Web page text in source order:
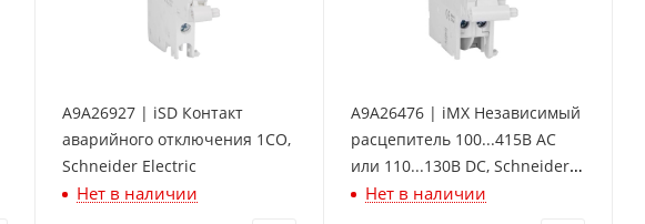
A9A26927 | iSD Контакт
аварийного отключения 1СО,
Schneider Electric
Нет в наличии
A9A26476 | iMX Независимый
расцепитель 100...415В АС
или 110...130В DC, Schneider
Electric
Нет в наличии